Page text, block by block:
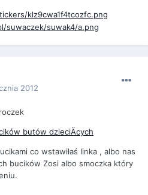
2012
butów dzieciÄcych
co wstawiłaś linka , albo nas
bucików Zosi albo smoczka który